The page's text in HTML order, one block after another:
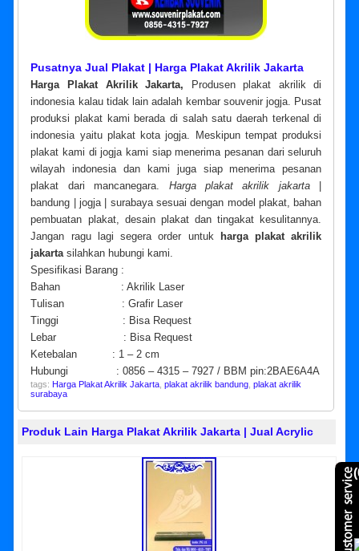
Pusatnya Jual Plakat | Harga Plakat Akrilik Jakarta
Harga Plakat Akrilik Jakarta,
Produsen plakat akrilik di
indonesia kalau tidak lain adalah kembar souvenir jogja. Pusat
produksi plakat kami berada di salah satu daerah terkenal di
indonesia yaitu plakat kota jogja. Meskipun tempat produksi
plakat kami di jogja kami siap menerima pesanan dari seluruh
wilayah indonesia dan kami juga siap menerima pesanan
plakat dari mancanegara. Harga plakat akrilik jakarta|
bandung | jogja | surabaya sesuai dengan model plakat, bahan
pembuatan plakat, desain plakat dan tingakat kesulitannya.
Jangan ragu lagi segera order untuk
harga plakat akrilik
jakartasilahkan hubungi kami.
Spesifikasi Barang :
Bahan : Akrilik Laser
Tulisan : Grafir Laser
Tinggi : Bisa Request
Lebar : Bisa Request
Ketebalan : 1 – 2 cm
Hubungi : 0856 – 4315 – 7927 / BBM pin:2BAE6A4A
tags:Harga Plakat Akrilik Jakarta ,plakat akrilik bandung ,plakat akrilik
surabaya
Produk Lain Harga Plakat Akrilik Jakarta | Jual Acrylic